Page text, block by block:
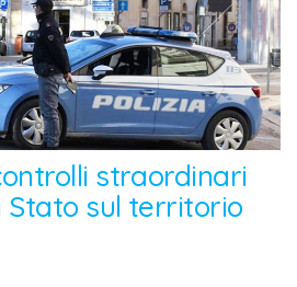
straordinari
Stato sul territorio